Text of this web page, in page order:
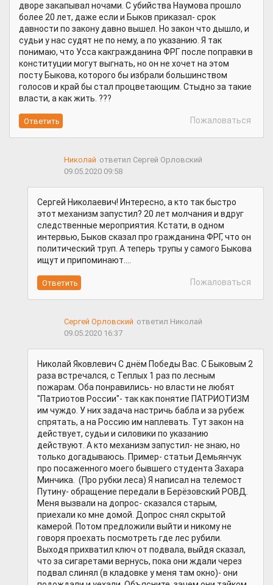
дворе закапывал ночами. С убийства Наумова прошло
более 20 лет, даже если и Быков приказал- срок
давности по закону давно вышел. Но закон что дышло, и
судьи у нас судят не по нему, а по указанию. Я так
понимаю, что Усса какгражданина ФРГ после поправки в
конституции могут выгнать, но он не хочет на этом
посту Быкова, которого бы избрали большинством
голосов и край бы стал процветающим. Стыдно за такие
власти, а как жить. ???
Пожаловаться
Николай ответил Сергей Орловский
09.05.2020 09:58
Сергей Николаевич! Интересно, а кто так быстро
этот механизм запустил? 20 лет молчания и вдруг
следственные мероприятия. Кстати, в одном
интервью, Быков сказал про гражданина ФРГ, что он
политический труп. А теперь трупы у самого Быкова
ищут и припоминают....
Пожаловаться
Сергей Орловский ответил Николай
09.05.2020 16:37
Николай Яковлевич С днём Победы Вас. С Быковым 2
раза встречался, с Теплых 1 раз по лесным
пожарам. Оба понравились- но власти не любят
"Патриотов России"- так как понятие ПАТРИОТИЗМ
им чуждо. У них задача настричь бабла и за рубеж
спрятать, а на Россию им наплевать. Тут закон на
действует, судьи и силовики по указанию
действуют. А кто механизм запустил- не знаю, но
только догадываюсь. Пример- статьи Демьянчук
про посаженного моего бывшего студента Захара
Минчика. (Про рубки леса) Я написал на телемост
Путину- обращение передали в Берёзовский РОВД.
Меня вызвали на допрос- сказался старым,
приехали ко мне домой. Допрос снял скрытой
камерой. Потом предложили выйти и никому не
говоря проехать посмотреть где лес рубили.
Выходя прихватил ключ от подвала, выйдя сказал,
что за сигаретами вернусь, пока они ждали через
подвал слинял (в кладовке у меня там окно)- они